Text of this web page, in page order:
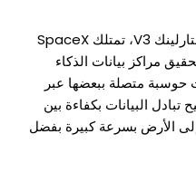
مع إطلاق الفئة الجديدة من أقمار ستارلينك V3، تمتلك SpaceX
مراكز بيانات الذكاء
حوسبة متصلة ببعضها عبر
تبادل البيانات بكفاءة بين
إلى الأرض بسرعة كبيرة بفضل